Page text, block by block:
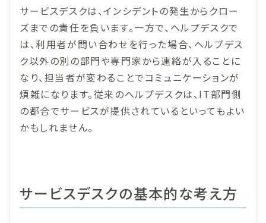
サービスデスクは、インシデントの発生からクロー
ズまでの責任を負います。一方で、ヘルプデスクで
は、利用者が問い合わせを行った場合、ヘルプデス
ク以外の別の部門や専門家から連絡が入ることに
なり、担当者が変わることでコミュニケーションが
煩雑になります。従来のヘルプデスクは、IT部門側
の都合でサービスが提供されているといってもよい
かもしれません。
サービスデスクの基本的な考え方